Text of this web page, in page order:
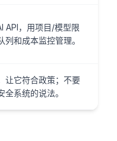
API，用项目/模型限
列和成本监控管理。
让它符合政策；不要
全系统的说法。